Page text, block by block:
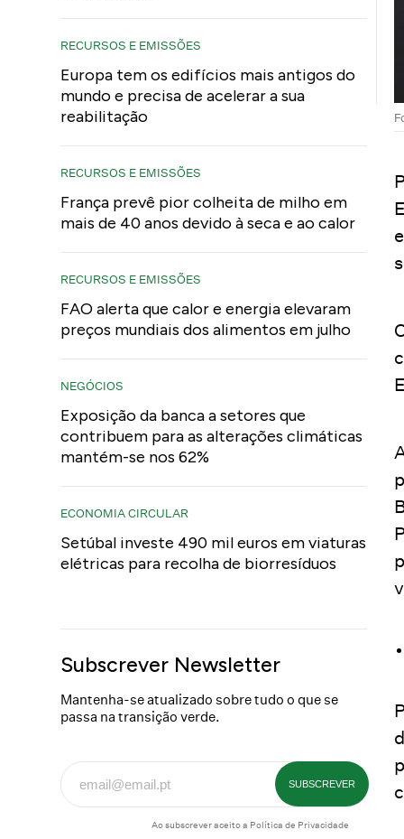
RECURSOS E EMISSÕES
Europa tem os edifícios mais antigos do
mundo e precisa de acelerar a sua
reabilitação
RECURSOS E EMISSÕES
França prevê pior colheita de milho em
mais de 40 anos devido à seca e ao calor
RECURSOS E EMISSÕES
FAO alerta que calor e energia elevaram
preços mundiais dos alimentos em julho
NEGÓCIOS
Exposição da banca a setores que
contribuem para as alterações climáticas
mantém-se nos 62%
ECONOMIA CIRCULAR
Setúbal investe 490 mil euros em viaturas
elétricas para recolha de biorresíduos
Subscrever Newsletter
Mantenha-se atualizado sobre tudo o que se
passa na transição verde.
Ao subscrever aceito a Política de Privacidade